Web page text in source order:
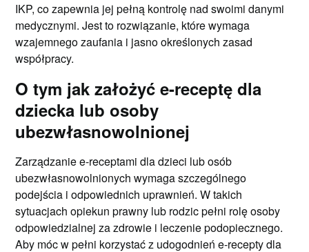
IKP, co zapewnia jej pełną kontrolę nad swoimi danymi
medycznymi. Jest to rozwiązanie, które wymaga
wzajemnego zaufania i jasno określonych zasad
współpracy.
O tym jak założyć e-receptę dla
dziecka lub osoby
ubezwłasnowolnionej
Zarządzanie e-receptami dla dzieci lub osób
ubezwłasnowolnionych wymaga szczególnego
podejścia i odpowiednich uprawnień. W takich
sytuacjach opiekun prawny lub rodzic pełni rolę osoby
odpowiedzialnej za zdrowie i leczenie podopiecznego.
Aby móc w pełni korzystać z udogodnień e-recepty dla